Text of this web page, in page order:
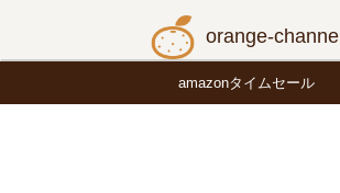
orange-channel
amazonタイムセール